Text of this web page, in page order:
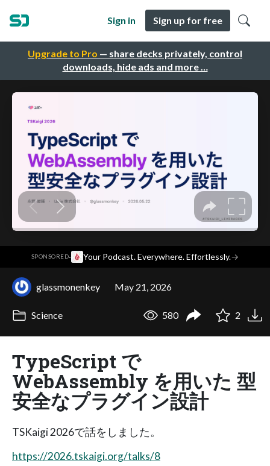
Upgrade to Pro — share decks privately, control
downloads, hide ads and more …
Sign in Sign up for free
SPONSORED· Your Podcast. Everywhere. Effortlessly.→
glassmonenkey May 21, 2026
Science 580 2
TypeScript で
WebAssembly を用いた 型
安全なプラグイン設計
TSKaigi 2026で話をしました。
https://2026.tskaigi.org/talks/8